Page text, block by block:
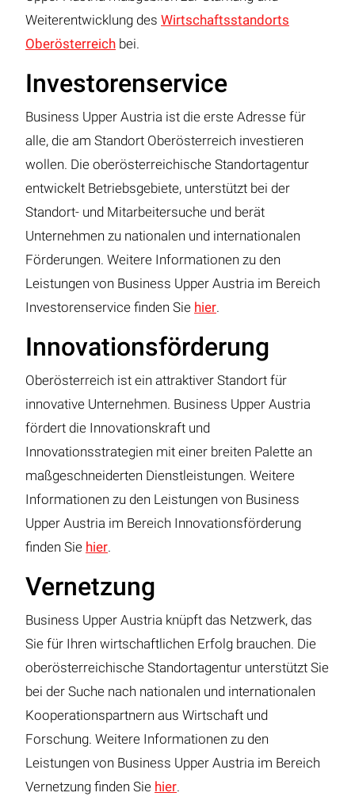
Weiterentwicklung des Wirtschaftsstandorts
Oberösterreich bei.
Investorenservice
Business Upper Austria ist die erste Adresse für
alle, die am Standort Oberösterreich investieren
wollen. Die oberösterreichische Standortagentur
entwickelt Betriebsgebiete, unterstützt bei der
Standort- und Mitarbeitersuche und berät
Unternehmen zu nationalen und internationalen
Förderungen. Weitere Informationen zu den
Leistungen von Business Upper Austria im Bereich
Investorenservice finden Sie hier.
Innovationsförderung
Oberösterreich ist ein attraktiver Standort für
innovative Unternehmen. Business Upper Austria
fördert die Innovationskraft und
Innovationsstrategien mit einer breiten Palette an
maßgeschneiderten Dienstleistungen. Weitere
Informationen zu den Leistungen von Business
Upper Austria im Bereich Innovationsförderung
finden Sie hier.
Vernetzung
Business Upper Austria knüpft das Netzwerk, das
Sie für Ihren wirtschaftlichen Erfolg brauchen. Die
oberösterreichische Standortagentur unterstützt Sie
bei der Suche nach nationalen und internationalen
Kooperationspartnern aus Wirtschaft und
Forschung. Weitere Informationen zu den
Leistungen von Business Upper Austria im Bereich
Vernetzung finden Sie hier.